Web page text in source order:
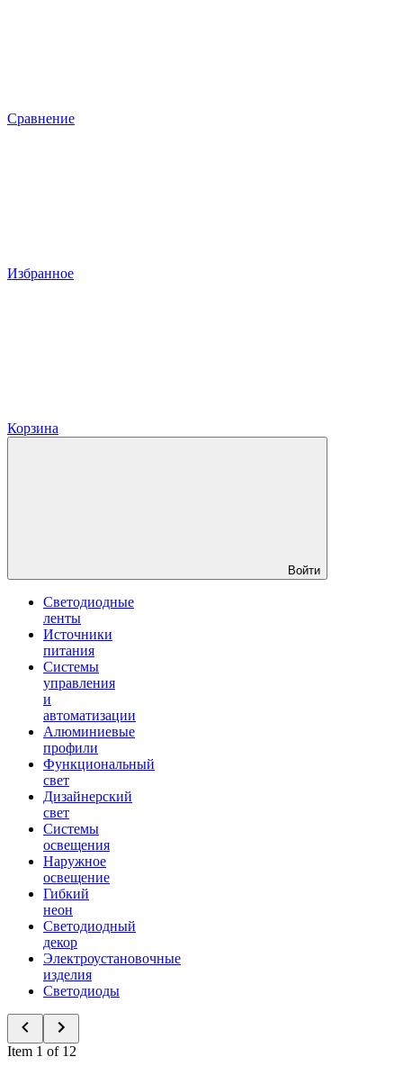
Сравнение
Избранное
Корзина
Войти
Светодиодные
ленты
Источники
питания
Системы
управления
и
автоматизации
Алюминиевые
профили
Функциональный
свет
Дизайнерский
свет
Системы
освещения
Наружное
освещение
Гибкий
неон
Светодиодный
декор
Электроустановочные
изделия
Светодиоды
Item 1 of 12